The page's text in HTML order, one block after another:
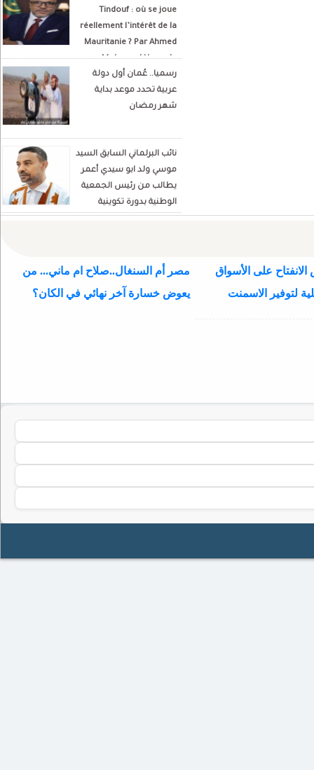
Tindouf : où se joue
réellement l’intérêt de la
Mauritanie ? Par Ahmed
Mohamed Hamada
Écrivain et analyste
politique
رسميا.. عُمان أول دولة
عربية تحدد موعد بداية
شهر رمضان
نائب البرلماني السابق السيد
موسي ولد ابو سيدي أعمر
يطالب من رئيس الجمعية
الوطنية بدورة تكوينية
للنواب الجديد
على الأسواق
لتوفير الاسمنت
مصر أم السنغال..صلاح ام ماني... من
يعوض خسارة آخر نهائي في الكان؟